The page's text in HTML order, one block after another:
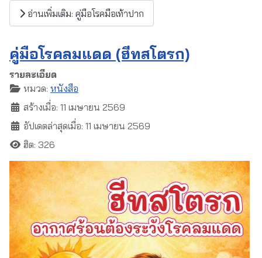
อ่านเพิ่มเติม: คู่มือโรคมือเท้าปาก
คู่มือโรคลมแดด (ฮีทสโตรก)
รายละเอียด
หมวด: หนังสือ
สร้างเมื่อ: 11 เมษายน 2569
อัปเดตล่าสุดเมื่อ: 11 เมษายน 2569
ฮิต: 326